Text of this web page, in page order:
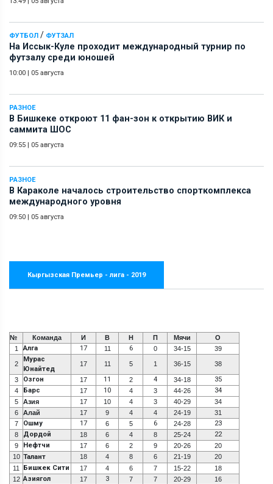
ФУТБОЛ / ФУТЗАЛ
На Иссык-Куле проходит международный турнир по
футзалу среди юношей
10:00 | 05 августа
РАЗНОЕ
В Бишкеке откроют 11 фан-зон к открытию ВИК и
саммита ШОС
09:55 | 05 августа
РАЗНОЕ
В Караколе началось строительство спорткомплекса
международного уровня
09:50 | 05 августа
Кыргызская Премьер - лига - 2019
№ Команда И В Н П Мячи
О
1
Алга 17 11 6 0 34-15 39
2
Мурас
Юнайтед
17 11 5 1 36-15 38
3 Озгон 17 11 2 4 34-18 35
4 Барс 17 10 4 3 44-26 34
5 Азия 17 10 4 3 40-29
34
6
Алай 17 9 4 4 24-19
31
7
Ошму 17 6 5 6 24-28 23
8 Дордой 18 6 4 8 25-24 22
9 Нефтчи 17 6 2 9 20-26
20
10 Талант 18 4 8 6 21-19
20
11
Бишкек Сити 17 4 6 7 15-22
18
12 Азиягол 17 3 7 7 20-29
16